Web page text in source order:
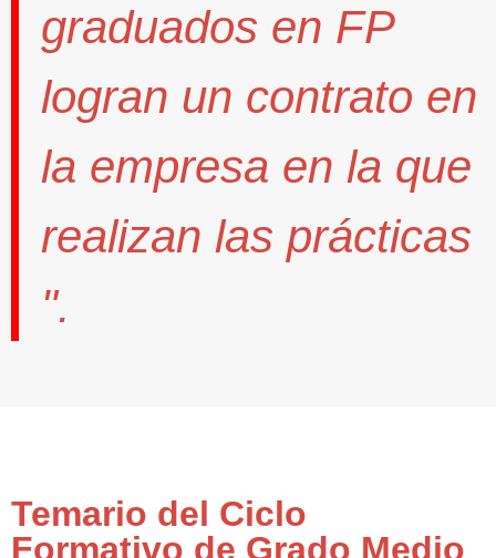
graduados en FP
logran un contrato en
la empresa en la que
realizan las prácticas
".
Temario del Ciclo
Formativo de Grado Medio